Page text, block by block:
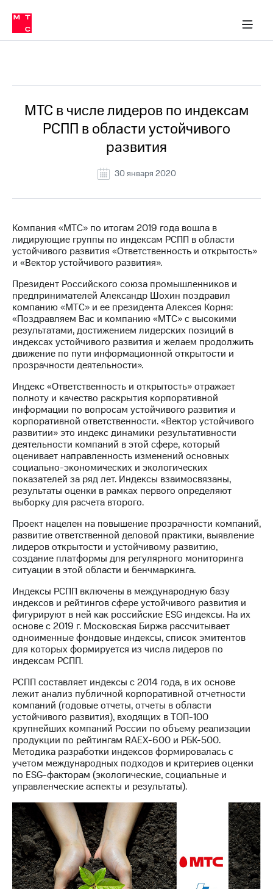
Медиа-центр
и акционерам
Устойчивое развитие
Комплаенс и деловая этика
компании
Карьера
История
компании
Руководство
информация
Контакты
Медиа-центр
Пресс-
релизы
МТС
о технологиях
Достижения
Интервью
отчетность
Контакты
Новости
в
регионе
и акционерам
Корпоративное
управление
Корпоративный
секретарь
Раскрытие
информации
Информация
Документы
ПАО
"МТС"
Собрания
акционеров
Личный
кабинет
Акционерный
капитал
Контроль
и
аудит
Рынок
акций
Описание
Программа
приобретения
Порядок
выкупа
акций
Дивиденды
Рынок
облигаций
в МТС
Пресс-
релизы
о технологиях
МТС в числе лидеров по индексам
РСПП в области устойчивого
развития
30 января 2020
Компания «МТС» по итогам 2019 года вошла в
лидирующие группы по индексам РСПП в области
устойчивого развития «Ответственность и открытость»
и «Вектор устойчивого развития».
Президент Российского союза промышленников и
предпринимателей Александр Шохин поздравил
компанию «МТС» и ее президента Алексея Корня:
«Поздравляем Вас и компанию «МТС» с высокими
результатами, достижением лидерских позиций в
индексах устойчивого развития и желаем продолжить
движение по пути информационной открытости и
прозрачности деятельности».
Индекс «Ответственность и открытость» отражает
полноту и качество раскрытия корпоративной
информации по вопросам устойчивого развития и
корпоративной ответственности. «Вектор устойчивого
развитии» это индекс динамики результативности
деятельности компаний в этой сфере, который
оценивает направленность изменений основных
социально-экономических и экологических
показателей за ряд лет. Индексы взаимосвязаны,
результаты оценки в рамках первого определяют
выборку для расчета второго.
Проект нацелен на повышение прозрачности компаний,
развитие ответственной деловой практики, выявление
лидеров открытости и устойчивому развитию,
создание платформы для регулярного мониторинга
ситуации в этой области и бенчмаркинга.
Индексы РСПП включены в международную базу
индексов и рейтингов сфере устойчивого развития и
фигурируют в ней как российские ESG индексы. На их
основе с 2019 г. Московская Биржа рассчитывает
одноименные фондовые индексы, список эмитентов
для которых формируется из числа лидеров по
индексам РСПП.
РСПП составляет индексы с 2014 года, в их основе
лежит анализ публичной корпоративной отчетности
компаний (годовые отчеты, отчеты в области
устойчивого развития), входящих в ТОП-100
крупнейших компаний России по объему реализации
продукции по рейтингам RAEX-600 и РБК-500.
Методика разработки индексов формировалась с
учетом международных подходов и критериев оценки
по ESG-факторам (экологические, социальные и
управленческие аспекты и результаты).